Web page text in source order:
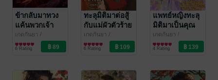
ข้ากลับมาทวง
แค้นพวกเจ้า
แล้ว เล่ม 1
เกดกันยา /
Mylovenovel
นิยายรักจีนโบราณ
6 Rating
ทะลุมิติมาต่อสู้
กับแม่ผัวตัวร้าย
ยุค 80
เกดกันยา /
Mylovenovel
นิยายรักจีนโบราณ
6 Rating
แพทย์หญิงทะลุ
มิติมาเป็นคุณ
หนูใหญ่แสน
ร้ายกาจ
เกดกันยา /
Mylovenovel
นิยายรักจีนโบราณ
4 Rating